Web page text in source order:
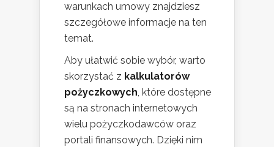
warunkach umowy znajdziesz
szczegółowe informacje na ten
temat.
Aby ułatwić sobie wybór, warto
skorzystać z kalkulatorów
pożyczkowych, które dostępne
są na stronach internetowych
wielu pożyczkodawców oraz
portali finansowych. Dzięki nim